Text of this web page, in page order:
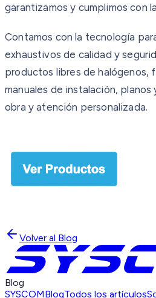
garantizamos y cumplimos con
Contamos con la tecnología
exhaustivos de calidad y
productos libres de halógenos,
manuales de instalación,
obra y atención personalizada.
Volver al Blog
Blog
SYSCOMBlogTodos los artículos